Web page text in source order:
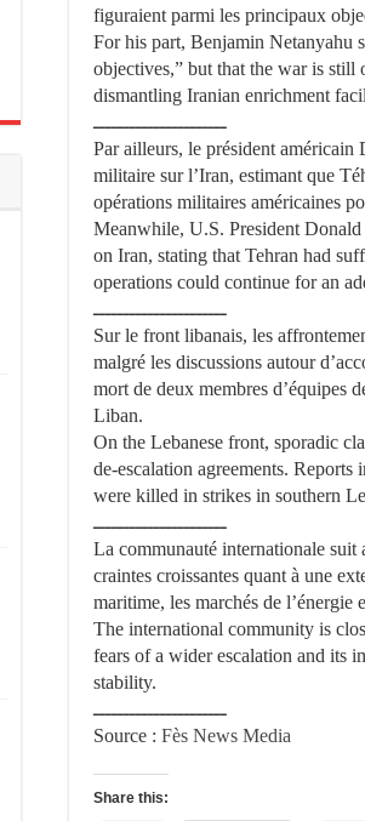
figuraient parmi les principaux
For his part, Benjamin Netanyahu
objectives,” but that the war is still
dismantling Iranian enrichment
ــــــــــــــــــــــ
Par ailleurs, le président
militaire sur l’Iran, estimant que
opérations militaires américaines
Meanwhile, U.S. President
on Iran, stating that Tehran had
operations could continue for an
ــــــــــــــــــــــ
Sur le front libanais, les
malgré les discussions autour
mort de deux membres d’équipes
Liban.
On the Lebanese front, sporadic
de-escalation agreements.
were killed in strikes in southern
ــــــــــــــــــــــ
La communauté internationale suit
craintes croissantes quant à une
maritime, les marchés de l’énergie
The international community is
fears of a wider escalation and its
stability.
ــــــــــــــــــــــ
Source : Fès News Media
Share this: